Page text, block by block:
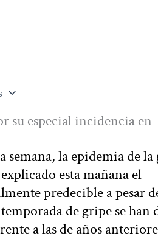
su especial incidencia en
semana, la epidemia de
esta mañana el
predecible a pesar
de gripe se han
a las de años